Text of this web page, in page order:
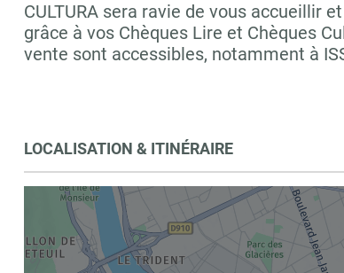
CULTURA sera ravie de vous accueillir
grâce à vos Chèques Lire et Chèques
vente sont accessibles, notamment à
LOCALISATION & ITINÉRAIRE